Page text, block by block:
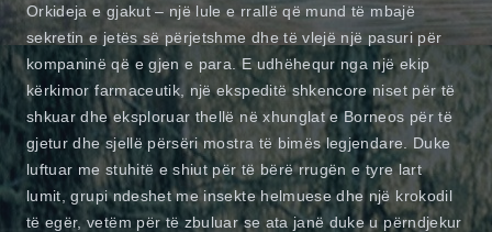
Orkideja e gjakut – një lule e rrallë që mund të mbajë
sekretin e jetës së përjetshme dhe të vlejë një pasuri për
kompaninë që e gjen e para. E udhëhequr nga një ekip
kërkimor farmaceutik, një ekspeditë shkencore niset për të
shkuar dhe eksploruar thellë në xhunglat e Borneos për të
gjetur dhe sjellë përsëri mostra të bimës legjendare. Duke
luftuar me stuhitë e shiut për të bërë rrugën e tyre lart
lumit, grupi ndeshet me insekte helmuese dhe një krokodil
të egër, vetëm për të zbuluar se ata janë duke u përndjekur